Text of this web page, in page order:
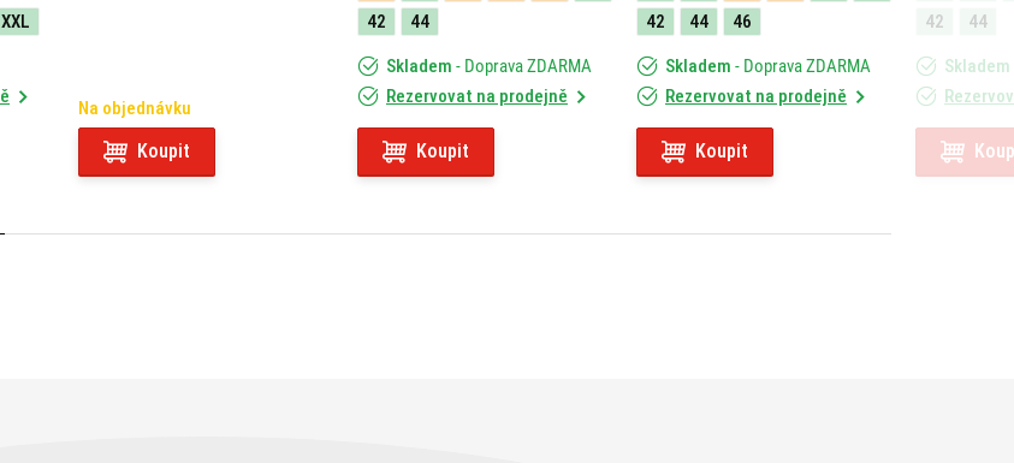
XXL
Na objednávku
Koupit
42
44
Skladem - Doprava ZDARMA
Rezervovat na prodejně
Koupit
42
44 46
Skladem - Doprava ZDARMA
Rezervovat na prodejně
Koupit
42
44
Skladem